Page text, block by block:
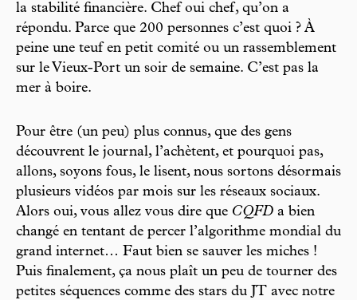
la stabilité financière. Chef oui chef, qu’on a
répondu. Parce que 200 personnes c’est quoi ? À
peine une teuf en petit comité ou un rassemblement
sur le Vieux-Port un soir de semaine. C’est pas la
mer à boire.
Pour être (un peu) plus connus, que des gens
découvrent le journal, l’achètent, et pourquoi pas,
allons, soyons fous, le lisent, nous sortons désormais
plusieurs vidéos par mois sur les réseaux sociaux.
Alors oui, vous allez vous dire que CQFD a bien
changé en tentant de percer l’algorithme mondial du
grand internet… Faut bien se sauver les miches !
Puis finalement, ça nous plaît un peu de tourner des
petites séquences comme des stars du JT avec notre